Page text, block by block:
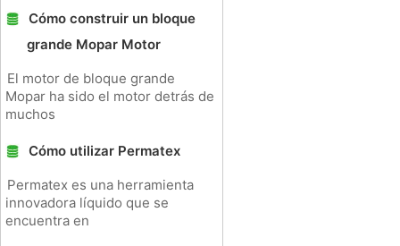
Cómo construir un bloque
grande Mopar Motor
El motor de bloque grande
Mopar ha sido el motor detrás de
muchos
Cómo utilizar Permatex
Permatex es una herramienta
innovadora líquido que se
encuentra en